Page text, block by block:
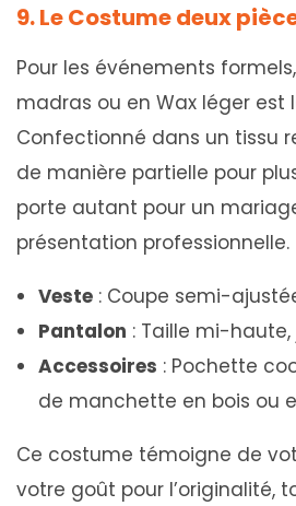
9. Le Costume deux
Pour les événements
madras ou en Wax léger est
Confectionné dans un tissu
de manière partielle pour
porte autant pour un
présentation professionnelle.
Veste : Coupe semi-
Pantalon : Taille mi-
Accessoires : Pochette
de manchette en bois ou
Ce costume témoigne de
votre goût pour l’originalité,